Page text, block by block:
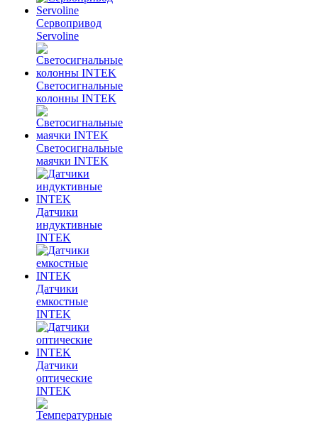
Сервопривод
Servoline
Светосигнальные
колонны INTEK
Светосигнальные
маячки INTEK
Датчики
индуктивные
INTEK
Датчики
емкостные
INTEK
Датчики
оптические
INTEK